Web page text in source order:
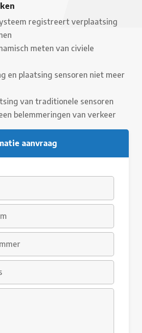
registreert verplaatsing
meten van civiele
en plaatsing sensoren niet meer
van traditionele sensoren
belemmeringen van verkeer
aanvraag